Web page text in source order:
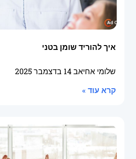
איך להוריד שומן בטני
שלומי אחיאב14 בדצמבר 2025
קרא עוד »